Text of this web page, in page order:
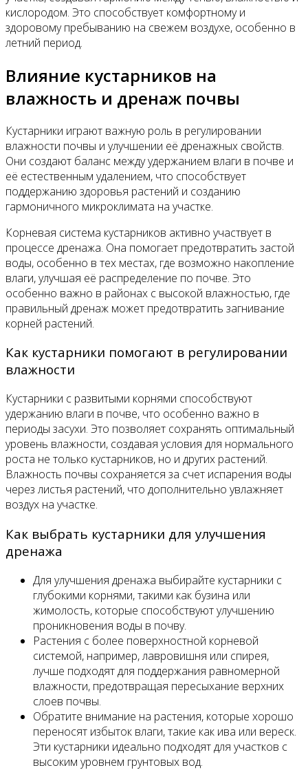
кислородом. Это способствует комфортному и
здоровому пребыванию на свежем воздухе, особенно в
летний период.
Влияние кустарников на
влажность и дренаж почвы
Кустарники играют важную роль в регулировании
влажности почвы и улучшении её дренажных свойств.
Они создают баланс между удержанием влаги в почве и
её естественным удалением, что способствует
поддержанию здоровья растений и созданию
гармоничного микроклимата на участке.
Корневая система кустарников активно участвует в
процессе дренажа. Она помогает предотвратить застой
воды, особенно в тех местах, где возможно накопление
влаги, улучшая её распределение по почве. Это
особенно важно в районах с высокой влажностью, где
правильный дренаж может предотвратить загнивание
корней растений.
Как кустарники помогают в регулировании
влажности
Кустарники с развитыми корнями способствуют
удержанию влаги в почве, что особенно важно в
периоды засухи. Это позволяет сохранять оптимальный
уровень влажности, создавая условия для нормального
роста не только кустарников, но и других растений.
Влажность почвы сохраняется за счет испарения воды
через листья растений, что дополнительно увлажняет
воздух на участке.
Как выбрать кустарники для улучшения
дренажа
Для улучшения дренажа выбирайте кустарники с
глубокими корнями, такими как бузина или
жимолость, которые способствуют улучшению
проникновения воды в почву.
Растения с более поверхностной корневой
системой, например, лавровишня или спирея,
лучше подходят для поддержания равномерной
влажности, предотвращая пересыхание верхних
слоев почвы.
Обратите внимание на растения, которые хорошо
переносят избыток влаги, такие как ива или вереск.
Эти кустарники идеально подходят для участков с
высоким уровнем грунтовых вод.